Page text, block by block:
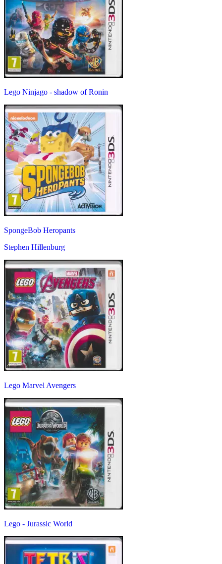
Lego Ninjago - shadow of Ronin
SpongeBob Heropants
Stephen Hillenburg
Lego Marvel Avengers
Lego - Jurassic World